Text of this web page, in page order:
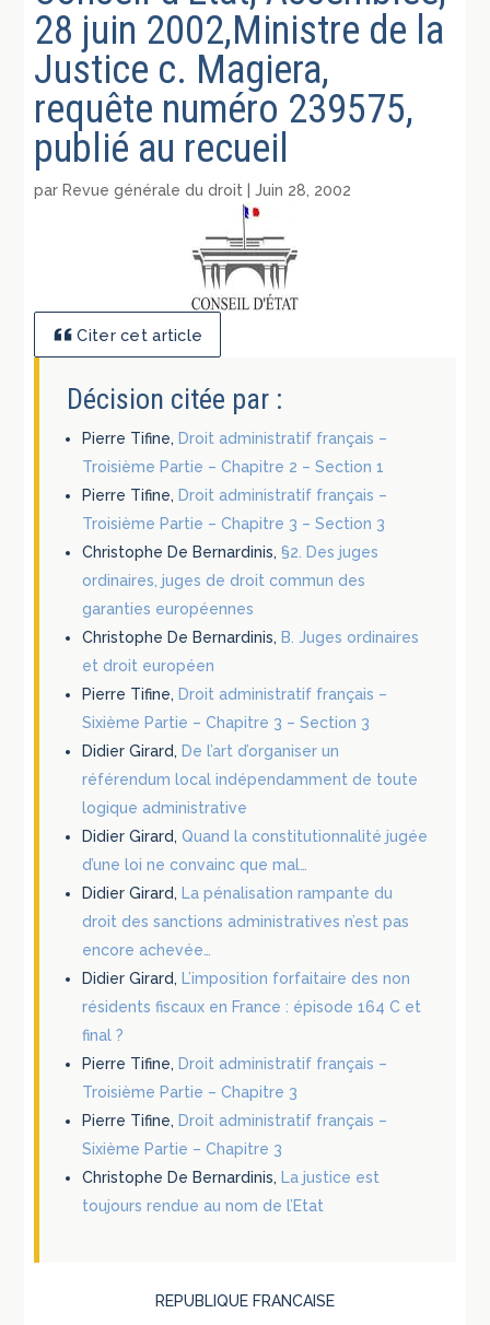
28 juin 2002,Ministre de la
Justice c. Magiera,
requête numéro 239575,
publié au recueil
par Revue générale du droit |Juin 28, 2002
Citer cet article
Décision citée par :
Pierre Tifine, Droit administratif français –
Troisième Partie – Chapitre 2 – Section 1
Pierre Tifine, Droit administratif français –
Troisième Partie – Chapitre 3 – Section 3
Christophe De Bernardinis,§2. Des juges
ordinaires, juges de droit commun des
garanties européennes
Christophe De Bernardinis, B. Juges ordinaires
et droit européen
Pierre Tifine, Droit administratif français –
Sixième Partie – Chapitre 3 – Section 3
Didier Girard, De l’art d’organiser un
référendum local indépendamment de toute
logique administrative
Didier Girard,Quand la constitutionnalité jugée
d’une loi ne convainc que mal…
Didier Girard, La pénalisation rampante du
droit des sanctions administratives n’est pas
encore achevée…
Didier Girard, L’imposition forfaitaire des non
résidents fiscaux en France : épisode 164 C et
final ?
Pierre Tifine, Droit administratif français –
Troisième Partie – Chapitre 3
Pierre Tifine, Droit administratif français –
Sixième Partie – Chapitre 3
Christophe De Bernardinis, La justice est
toujours rendue au nom de l’Etat
REPUBLIQUE FRANCAISE